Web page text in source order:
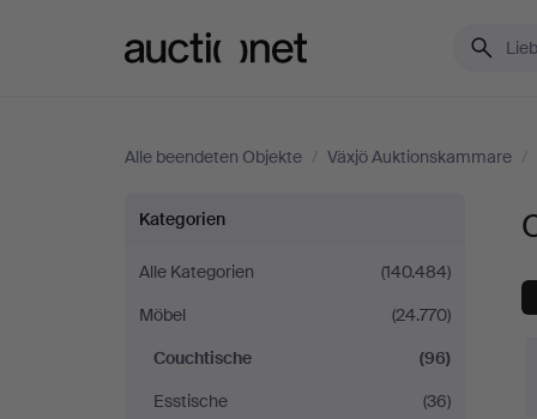
Alle beendeten Objekte / Växjö Auktionskammare /
Couchtische
bei
Växjö
Auktionskammare
Kategorien
Alle Kategorien
(140.484)
Möbel
(24.770)
Couchtische
(96)
Esstische
(36)